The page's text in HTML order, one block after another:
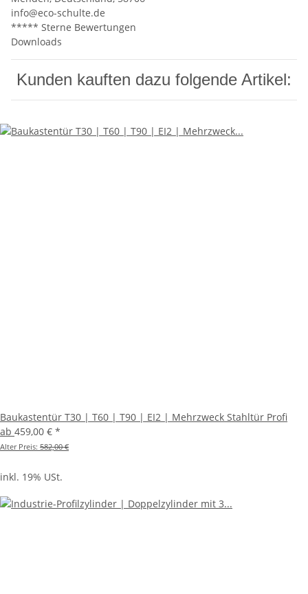
info@eco-schulte.de
***** Sterne Bewertungen
Downloads
Kunden kauften dazu folgende Artikel:
Baukastentür T30 | T60 | T90 | EI2 | Mehrzweck Stahltür Profi
ab 459,00 € *
Alter Preis: 582,00 €
inkl. 19% USt.